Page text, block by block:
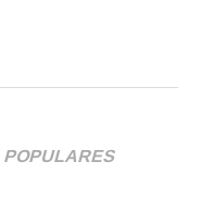
POPULARES